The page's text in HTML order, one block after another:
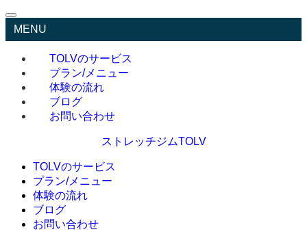
MENU
TOLVのサービス
プラン/メニュー
体験の流れ
ブログ
お問い合わせ
ストレッチジムTOLV
TOLVのサービス
プラン/メニュー
体験の流れ
ブログ
お問い合わせ